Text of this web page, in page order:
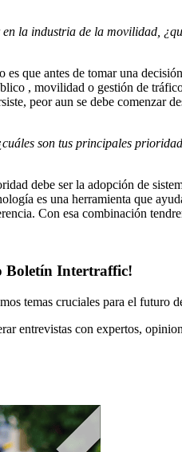
la industria de la movilidad,
que antes de tomar una
, movilidad o gestión de
peor aun se debe comenzar
son tus principales
debe ser la adopción de
es una herramienta que
Con esa combinación
Boletín Intertraffic!
temas cruciales para el futuro
entrevistas con expertos,